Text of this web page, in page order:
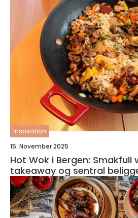
inspiration
15. November 2025
Hot Wok i Bergen: Smakfull
takeaway og sentral